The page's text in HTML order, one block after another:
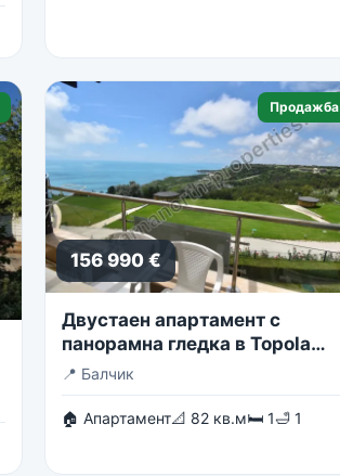
Продажба
156 990 €
Двустаен апартамент с
панорамна гледка в Topola
Skies
📍 Балчик
🏠 Апартамент📐 82 кв.м🛏 1🛁 1